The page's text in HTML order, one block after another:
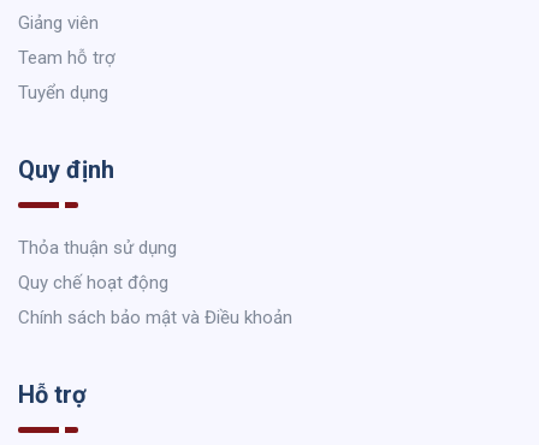
Giảng viên
Team hỗ trợ
Tuyển dụng
Quy định
Thỏa thuận sử dụng
Quy chế hoạt động
Chính sách bảo mật và Điều khoản
Hỗ trợ